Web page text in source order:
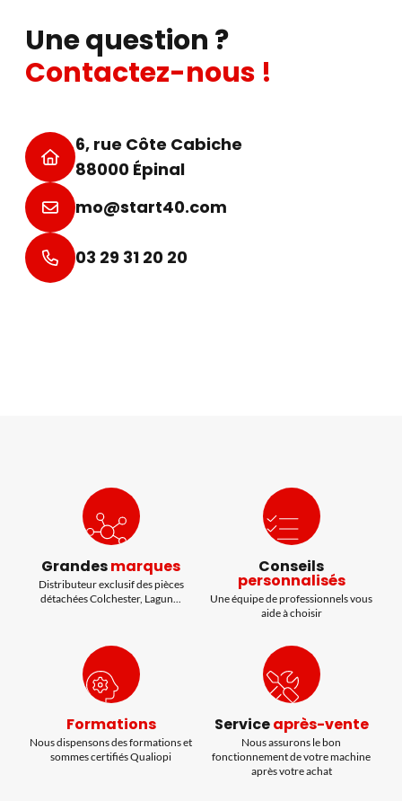
Une question ?
Contactez-nous !
6, rue Côte Cabiche
88000 Épinal
mo@start40.com
03 29 31 20 20
Grandesmarques
Distributeur exclusif des pièces
détachées Colchester, Lagun...
Conseils
personnalisés
Une équipe de professionnels vous
aide à choisir
Formations
Nous dispensons des formations et
sommes certifiés Qualiopi
Serviceaprès-vente
Nous assurons le bon
fonctionnement de votre machine
après votre achat